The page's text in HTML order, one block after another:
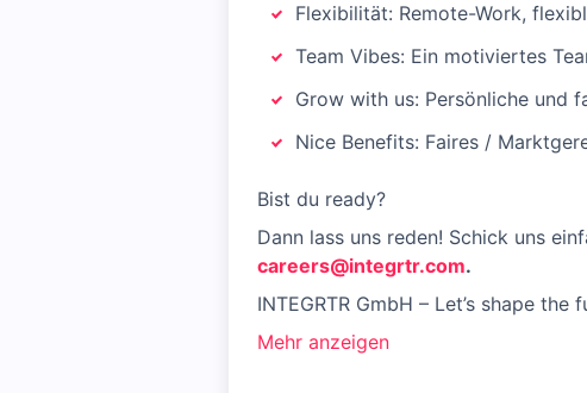
Flexibilität: Remote-Work,
Team Vibes: Ein motiviertes
Grow with us: Persönliche und
Nice Benefits: Faires /
Bist du ready?
Dann lass uns reden! Schick uns
careers@integrtr.com.
INTEGRTR GmbH – Let’s shape
Mehr anzeigen